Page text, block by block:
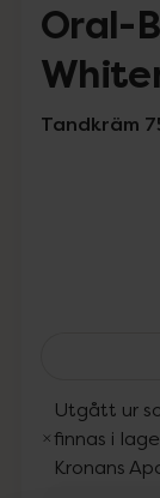
Oral-
Tandkräm
Utgått ur
finnas i
Kronans